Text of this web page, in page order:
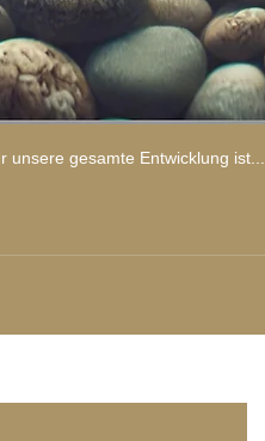
unsere gesamte Entwicklung ist...